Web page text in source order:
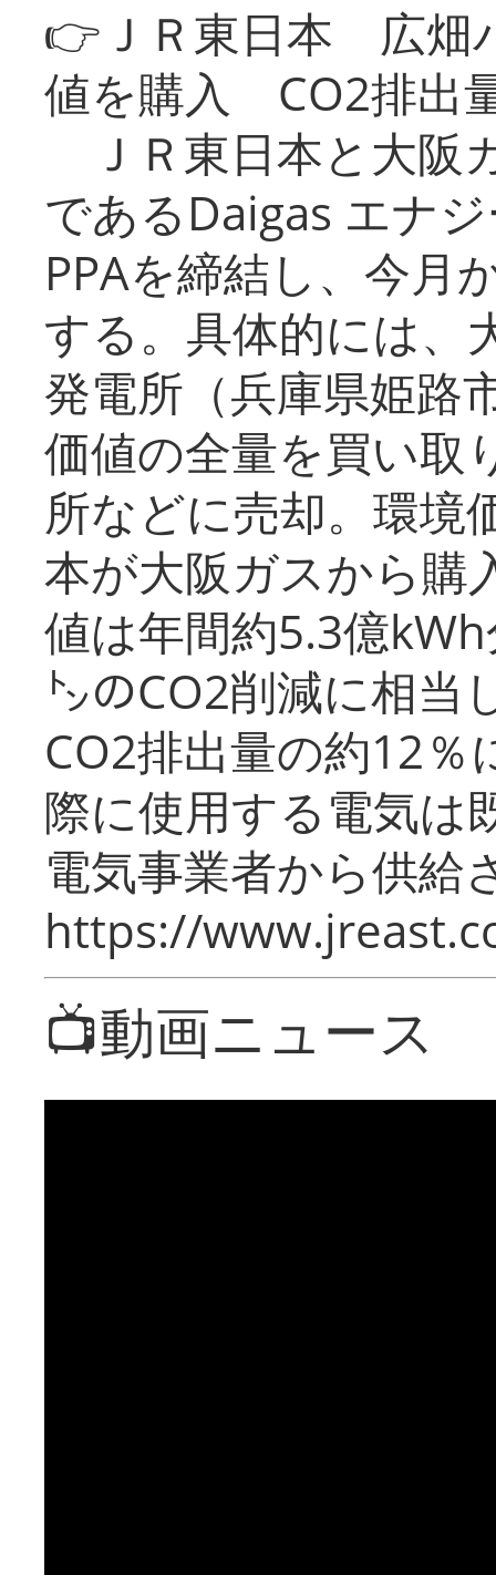
👉ＪＲ東日本 広畑
値を購入 CO2排出
ＪＲ東日本と大阪
であるDaigas エナ
PPAを締結し、今月
する。具体的には、
発電所（兵庫県姫路
価値の全量を買い取
所などに売却。環境
本が大阪ガスから購
値は年間約5.3億
㌧のCO2削減に相当
CO2排出量の約12％
際に使用する電気は
電気事業者から供給
https://
📺動画ニュース